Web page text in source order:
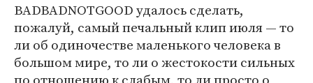
BADBADNOTGOOD удалось сделать,
пожалуй, самый печальный клип июля — то
ли об одиночестве маленького человека в
большом мире, то ли о жестокости сильных